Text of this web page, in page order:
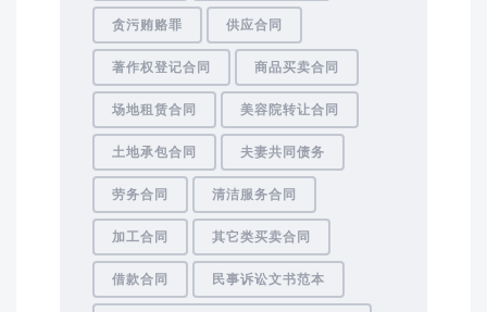
贪污贿赂罪 供应合同
著作权登记合同 商品买卖合同
场地租赁合同 美容院转让合同
土地承包合同 夫妻共同债务
劳务合同 清洁服务合同
加工合同 其它类买卖合同
借款合同 民事诉讼文书范本